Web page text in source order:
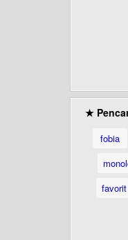
★
fobia
favorit